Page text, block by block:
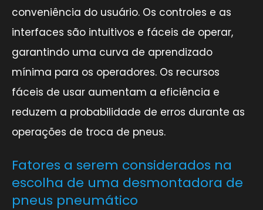
conveniência do usuário. Os controles e as
interfaces são intuitivos e fáceis de operar,
garantindo uma curva de aprendizado
mínima para os operadores. Os recursos
fáceis de usar aumentam a eficiência e
reduzem a probabilidade de erros durante as
operações de troca de pneus.
Fatores a serem considerados na
escolha de uma desmontadora de
pneus pneumático